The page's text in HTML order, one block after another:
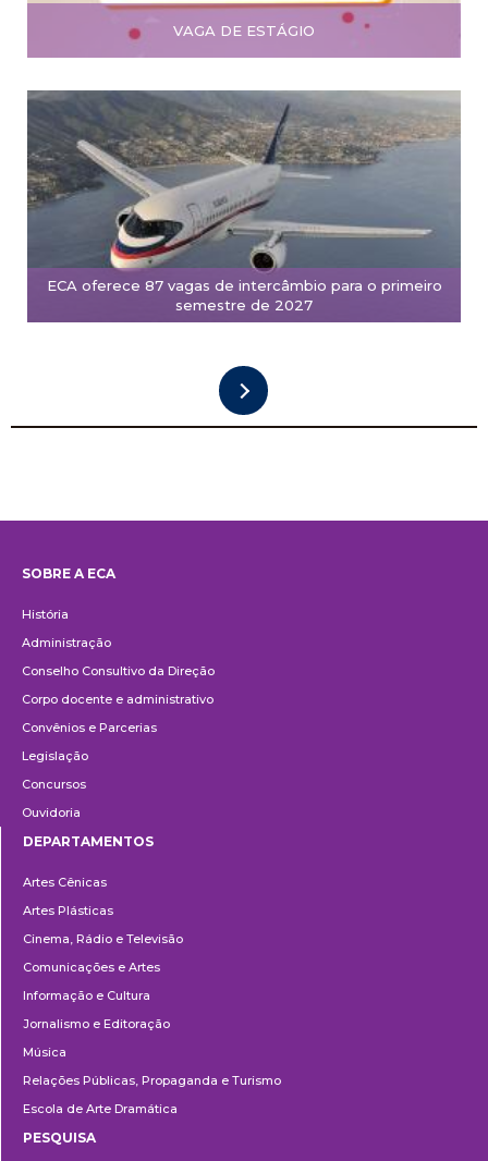
VAGA DE ESTÁGIO
ECA oferece 87 vagas de intercâmbio para o primeiro
semestre de 2027
SOBRE A ECA
História
Administração
Conselho Consultivo da Direção
Corpo docente e administrativo
Convênios e Parcerias
Legislação
Concursos
Ouvidoria
DEPARTAMENTOS
Artes Cênicas
Artes Plásticas
Cinema, Rádio e Televisão
Comunicações e Artes
Informação e Cultura
Jornalismo e Editoração
Música
Relações Públicas, Propaganda e Turismo
Escola de Arte Dramática
PESQUISA